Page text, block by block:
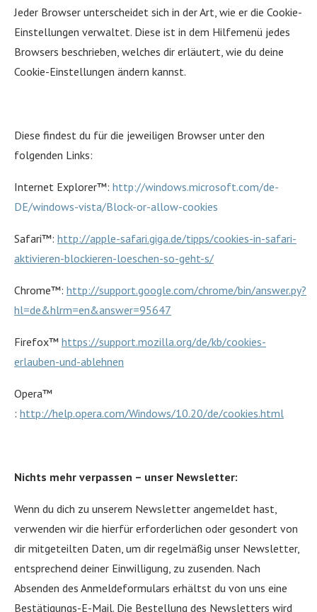
Jeder Browser unterscheidet sich in der Art, wie er die Cookie-
Einstellungen verwaltet. Diese ist in dem Hilfemenü jedes
Browsers beschrieben, welches dir erläutert, wie du deine
Cookie-Einstellungen ändern kannst.
Diese findest du für die jeweiligen Browser unter den
folgenden Links:
Internet Explorer™: http://windows.microsoft.com/de-
DE/windows-vista/Block-or-allow-cookies
Safari™: http://apple-safari.giga.de/tipps/cookies-in-safari-
aktivieren-blockieren-loeschen-so-geht-s/
Chrome™: http://support.google.com/chrome/bin/answer.py?
hl=de&hlrm=en&answer=95647
Firefox™ https://support.mozilla.org/de/kb/cookies-
erlauben-und-ablehnen
Opera™
: http://help.opera.com/Windows/10.20/de/cookies.html
Nichts mehr verpassen – unser Newsletter:
Wenn du dich zu unserem Newsletter angemeldet hast,
verwenden wir die hierfür erforderlichen oder gesondert von
dir mitgeteilten Daten, um dir regelmäßig unser Newsletter,
entsprechend deiner Einwilligung, zu zusenden. Nach
Absenden des Anmeldeformulars erhältst du von uns eine
Bestätigungs-E-Mail. Die Bestellung des Newsletters wird